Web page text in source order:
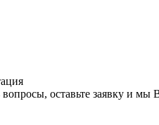
оставьте заявку и мы